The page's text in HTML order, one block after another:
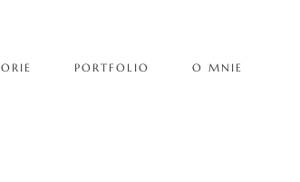
PORTFOLIO O MNIE